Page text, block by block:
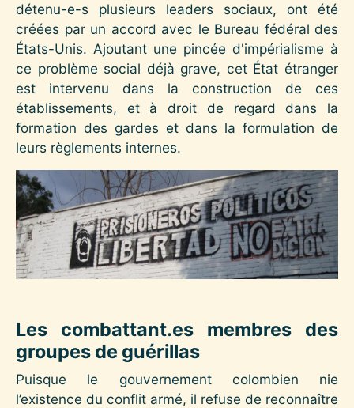
détenu-e-s plusieurs leaders sociaux, ont été
créées par un accord avec le Bureau fédéral des
États-Unis. Ajoutant une pincée d'impérialisme à
ce problème social déjà grave, cet État étranger
est intervenu dans la construction de ces
établissements, et à droit de regard dans la
formation des gardes et dans la formulation de
leurs règlements internes.
Image
Les combattant.es membres des
groupes de guérillas
Puisque le gouvernement colombien nie
l’existence du conflit armé, il refuse de reconnaître